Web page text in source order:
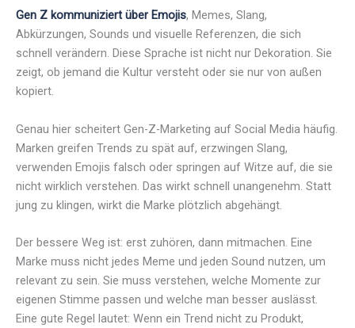
Gen Z kommuniziert über Emojis, Memes, Slang,
Abkürzungen, Sounds und visuelle Referenzen, die sich
schnell verändern. Diese Sprache ist nicht nur Dekoration. Sie
zeigt, ob jemand die Kultur versteht oder sie nur von außen
kopiert.
Genau hier scheitert Gen-Z-Marketing auf Social Media häufig.
Marken greifen Trends zu spät auf, erzwingen Slang,
verwenden Emojis falsch oder springen auf Witze auf, die sie
nicht wirklich verstehen. Das wirkt schnell unangenehm. Statt
jung zu klingen, wirkt die Marke plötzlich abgehängt.
Der bessere Weg ist: erst zuhören, dann mitmachen. Eine
Marke muss nicht jedes Meme und jeden Sound nutzen, um
relevant zu sein. Sie muss verstehen, welche Momente zur
eigenen Stimme passen und welche man besser auslässt.
Eine gute Regel lautet: Wenn ein Trend nicht zu Produkt,